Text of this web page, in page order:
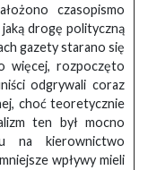
czasopismo
jaką drogę polityczną
gazety starano się
więcej, rozpoczęto
odgrywali coraz
choć teoretycznie
ten był mocno
na kierownictwo
wpływy mieli